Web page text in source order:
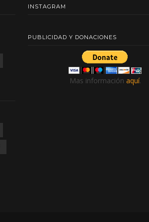
INSTAGRAM
PUBLICIDAD Y DONACIONES
Mas información aquí.